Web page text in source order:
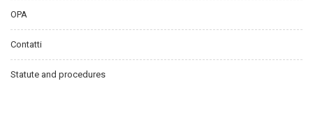
OPA
Contatti
Statute and procedures